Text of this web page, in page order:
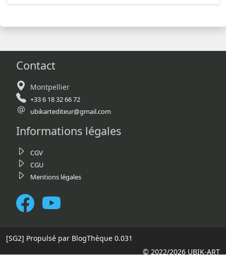
Contact
Montpellier
+33 6 18 32 66 72
ubikartediteur@gmail.com
Informations légales
CGV
CGU
Mentions légales
[SG2] Propulsé par BlogThèque 0.031
© 2022/2026 UBIK-ART